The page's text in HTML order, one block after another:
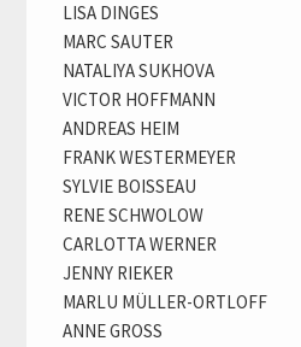
LISA DINGES
MARC SAUTER
NATALIYA SUKHOVA
VICTOR HOFFMANN
ANDREAS HEIM
FRANK WESTERMEYER
SYLVIE BOISSEAU
RENE SCHWOLOW
CARLOTTA WERNER
JENNY RIEKER
MARLU MÜLLER-ORTLOFF
ANNE GROSS